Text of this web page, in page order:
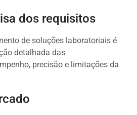
dos requisitos
de soluções laboratoriais é
detalhada das
precisão e limitações da